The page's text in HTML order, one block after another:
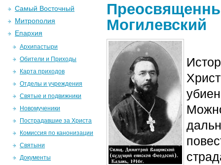
Могилевский
Самый Восточный
Митрополия
Епархия
Архипастыри
Обители и Приходы
Карта приходов
Отделы и учреждения
Святые и подвижники
Новомученики
Пострадавшие за Христа
Комиссия по канонизации
Святыни
Документы